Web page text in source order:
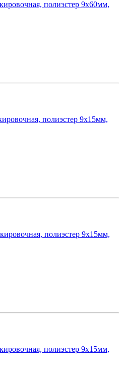
полиэстер 9х60мм,
полиэстер 9х15мм,
полиэстер 9х15мм,
полиэстер 9х15мм,